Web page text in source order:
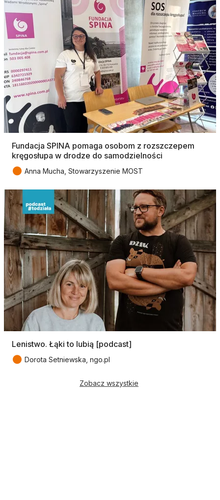
Fundacja SPINA pomaga osobom z rozszczepem
kręgosłupa w drodze do samodzielności
● Anna Mucha, Stowarzyszenie MOST
Lenistwo. Łąki to lubią [podcast]
● Dorota Setniewska, ngo.pl
Zobacz wszystkie